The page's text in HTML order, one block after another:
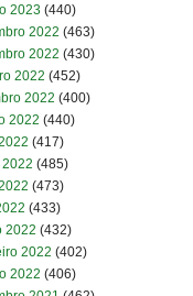
2023 (440)
2022 (463)
2022 (430)
2022 (452)
2022 (400)
2022 (440)
(417)
(485)
(473)
(433)
2022 (432)
2022 (402)
2022 (406)